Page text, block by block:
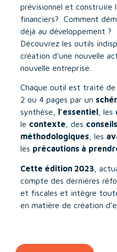
prévisionnel et construire
financiers? Comment
déjà au développement ?
Découvrez les outils
création d’une nouvelle
nouvelle entreprise.
Chaque outil est traité de
2 ou 4 pages par un
synthèse, l’essentiel , les
le contexte , des conseils
méthodologiques , les
les précautions à
Cette édition 2023 ,
compte des dernières
et fiscales et intègre
en matière de création